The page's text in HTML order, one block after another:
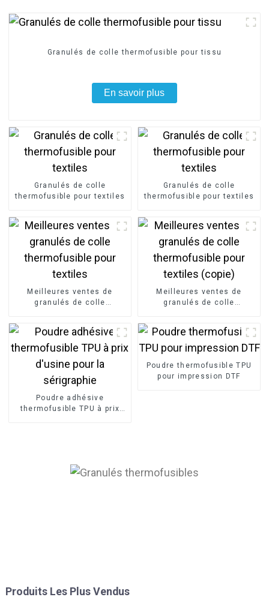
Granulés de colle thermofusible pour tissu
En savoir plus
Granulés de colle
thermofusible pour textiles
Granulés de colle
thermofusible pour textiles
Meilleures ventes de
granulés de colle
Meilleures ventes de
granulés de colle
Poudre adhésive
thermofusible TPU à prix
Poudre thermofusible TPU
pour impression DTF
Produits Les Plus Vendus